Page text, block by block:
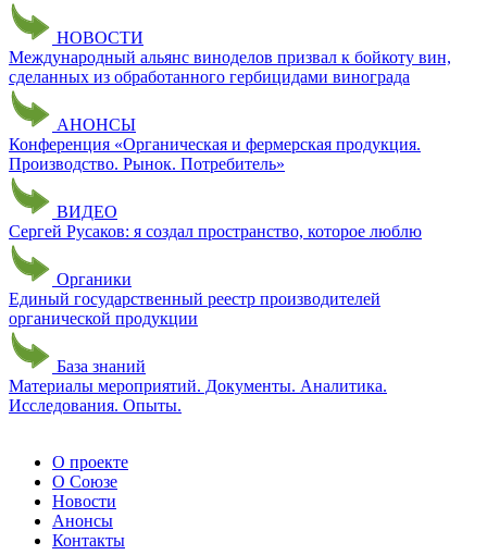
НОВОСТИ
Международный альянс виноделов призвал к бойкоту вин,
сделанных из обработанного гербицидами винограда
АНОНСЫ
Конференция «Органическая и фермерская продукция.
Производство. Рынок. Потребитель»
ВИДЕО
Сергей Русаков: я создал пространство, которое люблю
Органики
Единый государственный реестр производителей
органической продукции
База знаний
Материалы мероприятий. Документы. Аналитика.
Исследования. Опыты.
О проекте
О Союзе
Новости
Анонсы
Контакты